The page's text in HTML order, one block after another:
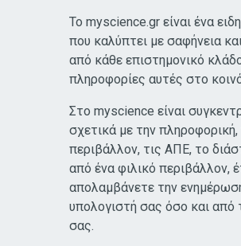
Το myscience.gr είναι ένα
που καλύπτει με σαφήνεια
από κάθε επιστημονικό
πληροφορίες αυτές στο
Στο myscience είναι
σχετικά με την πληροφορική,
περιβάλλον, τις ΑΠΕ, το
από ένα φιλικό περιβάλλον,
απολαμβάνετε την
υπολογιστή σας όσο και από
σας.